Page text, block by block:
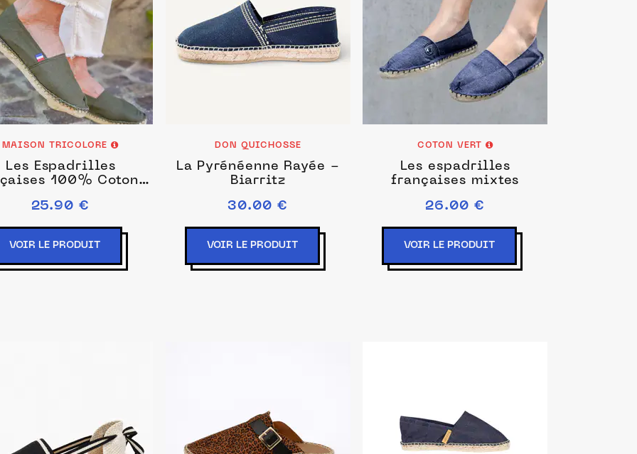
MAISON TRICOLORE
Les Espadrilles
100% Coton -
25.90 €
VOIR LE PRODUIT
DON QUICHOSSE
La Pyrénéenne Rayée -
Biarritz
30.00 €
VOIR LE PRODUIT
COTON VERT
Les espadrilles
françaises mixtes
26.00 €
VOIR LE PRODUIT